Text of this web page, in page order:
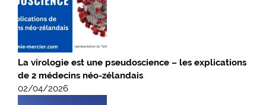
La virologie est une pseudoscience – les explications
de 2 médecins néo-zélandais
02/04/2026